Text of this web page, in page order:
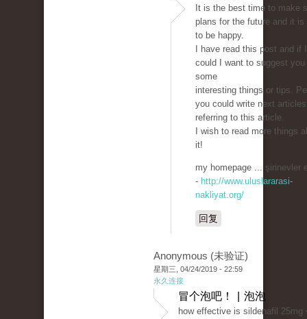
It is the best time to make
plans for the future and it is
to be happy.
I have read this post and if I
could I want to suggest you
some
interesting things or tips.
you could write next articles
referring to this article.
I wish to read more things
it!
my homepage ... şirinevler
- http://www.uluslararasi-
nakliyat.org/
回复
Anonymous (未验证)
星期三, 04/24/2019 - 22:59
永久连接
冒个泡吧！ | 泡泡
how effective is sildenafil 25mg